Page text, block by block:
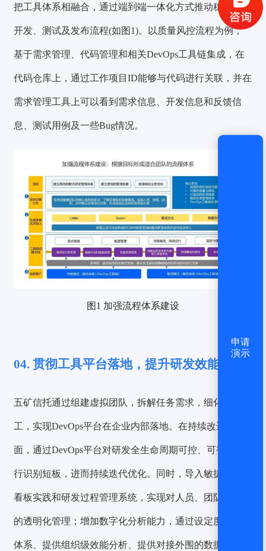
把工具体系相融合，通过端到端一体化方式推动稳敏双态
开发、测试及发布流程(如图1)。 以质量风控流程为例，
基于需求管理、代码管理和相关DevOps工具链集成，在
代码仓库上，通过工作项目ID能够与代码进行关联，并在
需求管理工具上可以看到需求信息、开发信息和反馈信
息、测试用例及一些Bug情况。
图1 加强流程体系建设
04. 贯彻工具平台落地，提升研发效能
五矿信托通过组建虚拟团队，拆解任务需求，细化成员分
工，实现DevOps平台在企业内部落地。在持续改进方
面，通过DevOps平台对研发全生命周期可控、可视，自
行识别短板，进而持续迭代优化。 同时，导入敏捷实践、
看板实践和研发过程管理系统，实现对人员、团队、组织
的透明化管理；增加数字化分析能力，通过设定度量指标
体系、提供组织级效能分析、提供对接外围的数据接口等
获取验证码
登录
申请
演示